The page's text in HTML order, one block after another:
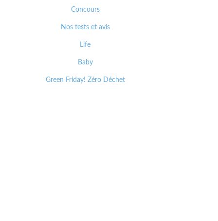
Concours
Nos tests et avis
Life
Baby
Green Friday! Zéro Déchet